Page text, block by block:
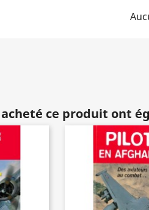
ce produit ont